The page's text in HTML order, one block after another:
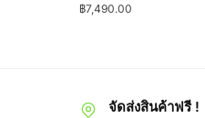
฿7,490.00
จัดส่งสินค้าฟรี !